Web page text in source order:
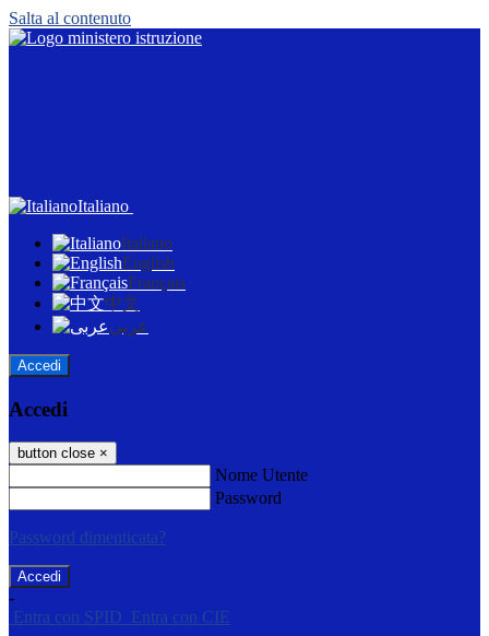
Salta al contenuto
Italiano
Italiano
English
Français
中文
عربى
Accedi
Accedi
button close ×
Nome Utente
Password
Password dimenticata?
-
Entra con SPID
Entra con CIE